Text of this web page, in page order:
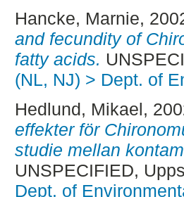
Hancke, Marnie,
and fecundity of
fatty acids.
(NL, NJ) > Dept. of
Hedlund, Mikael,
effekter för
studie mellan
UNSPECIFIED,
Dept. of